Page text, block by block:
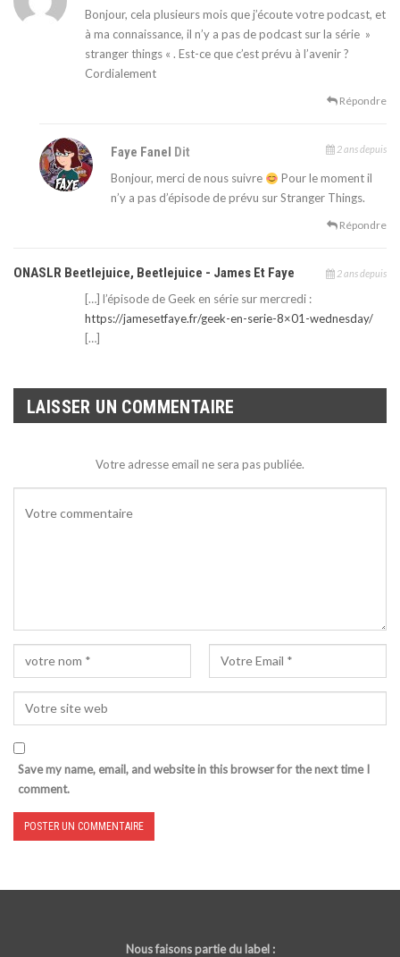
Bonjour, cela plusieurs mois que j’écoute votre podcast, et
à ma connaissance, il n’y a pas de podcast sur la série »
stranger things « . Est-ce que c’est prévu à l’avenir ?
Cordialement
Répondre
Faye Fanel Dit 2 ans depuis
Bonjour, merci de nous suivre
Pour le moment il
n’y a pas d’épisode de prévu sur Stranger Things.
Répondre
ONASLR Beetlejuice, Beetlejuice - James Et Faye 2 ans depuis
[…] l’épisode de Geek en série sur mercredi :
https://jamesetfaye.fr/geek-en-serie-8×01-wednesday/
[…]
LAISSER UN COMMENTAIRE
Votre adresse email ne sera pas publiée.
Save my name, email, and website in this browser for the next time I
comment.
Nous faisons partie du label :